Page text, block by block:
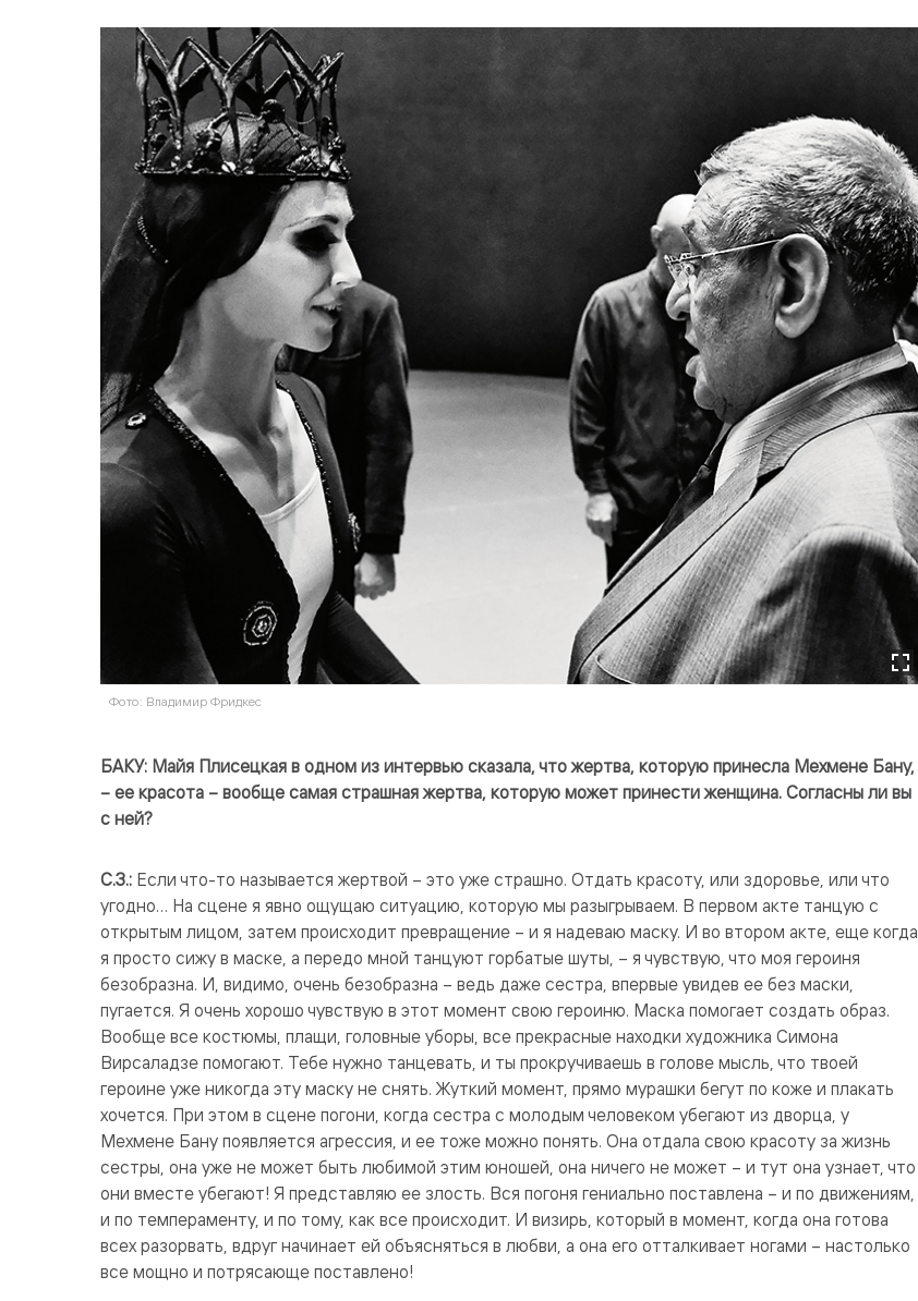
Фото: Владимир Фридкес
БАКУ: Майя Плисецкая в одном из интервью сказала, что жертва, которую принесла Мехмене Бану,
– ее красота – вообще самая страшная жертва, которую может принести женщина. Согласны ли вы
с ней?
С.З.: Если что-то называется жертвой – это уже страшно. Отдать красоту, или здоровье, или что
угодно… На сцене я явно ощущаю ситуацию, которую мы разыгрываем. В первом акте танцую с
открытым лицом, затем происходит превращение – и я надеваю маску. И во втором акте, еще когда
я просто сижу в маске, а передо мной танцуют горбатые шуты, – я чувствую, что моя героиня
безобразна. И, видимо, очень безобразна – ведь даже сестра, впервые увидев ее без маски,
пугается. Я очень хорошо чувствую в этот момент свою героиню. Маска помогает создать образ.
Вообще все костюмы, плащи, головные уборы, все прекрасные находки художника Симона
Вирсаладзе помогают. Тебе нужно танцевать, и ты прокручиваешь в голове мысль, что твоей
героине уже никогда эту маску не снять. Жуткий момент, прямо мурашки бегут по коже и плакать
хочется. При этом в сцене погони, когда сестра с молодым человеком убегают из дворца, у
Мехмене Бану появляется агрессия, и ее тоже можно понять. Она отдала свою красоту за жизнь
сестры, она уже не может быть любимой этим юношей, она ничего не может – и тут она узнает, что
они вместе убегают! Я представляю ее злость. Вся погоня гениально поставлена – и по движениям,
и по темпераменту, и по тому, как все происходит. И визирь, который в момент, когда она готова
всех разорвать, вдруг начинает ей объясняться в любви, а она его отталкивает ногами – настолько
все мощно и потрясающе поставлено!